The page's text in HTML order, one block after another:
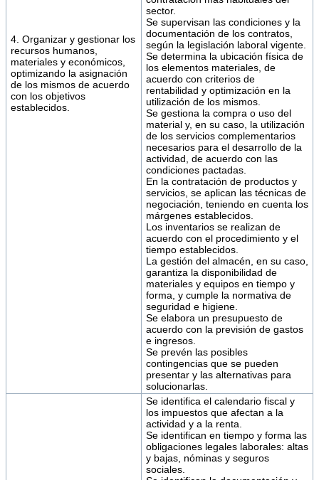
4. Organizar y gestionar los
recursos humanos,
materiales y económicos,
optimizando la asignación
de los mismos de acuerdo
con los objetivos
establecidos.
sector.
Se supervisan las condiciones y la
documentación de los contratos,
según la legislación laboral vigente.
Se determina la ubicación física de
los elementos materiales, de
acuerdo con criterios de
rentabilidad y optimización en la
utilización de los mismos.
Se gestiona la compra o uso del
material y, en su caso, la utilización
de los servicios complementarios
necesarios para el desarrollo de la
actividad, de acuerdo con las
condiciones pactadas.
En la contratación de productos y
servicios, se aplican las técnicas de
negociación, teniendo en cuenta los
márgenes establecidos.
Los inventarios se realizan de
acuerdo con el procedimiento y el
tiempo establecidos.
La gestión del almacén, en su caso,
garantiza la disponibilidad de
materiales y equipos en tiempo y
forma, y cumple la normativa de
seguridad e higiene.
Se elabora un presupuesto de
acuerdo con la previsión de gastos
e ingresos.
Se prevén las posibles
contingencias que se pueden
presentar y las alternativas para
solucionarlas.
Se identifica el calendario fiscal y
los impuestos que afectan a la
actividad y a la renta.
Se identifican en tiempo y forma las
obligaciones legales laborales: altas
y bajas, nóminas y seguros
sociales.